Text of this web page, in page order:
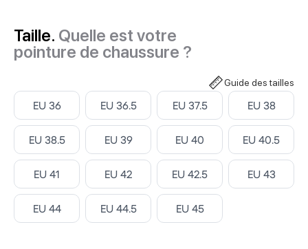
Taille. Quelle est votre
pointure de chaussure ?
Guide des tailles
Select ‎
EU 36 Select ‎
EU 36.5 Select ‎
EU 37.5 Select ‎
EU 38
Select ‎
EU 38.5 Select ‎
EU 39 Select ‎
EU 40 Select ‎
EU 40.5
Select ‎
EU 41 Select ‎
EU 42 Select ‎
EU 42.5 Select ‎
EU 43
Select ‎
EU 44 Select ‎
EU 44.5 Select ‎
EU 45